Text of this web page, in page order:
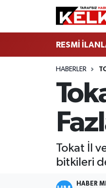
RESMİ
HABERLER
Tokat İl
bitkileri
HABER